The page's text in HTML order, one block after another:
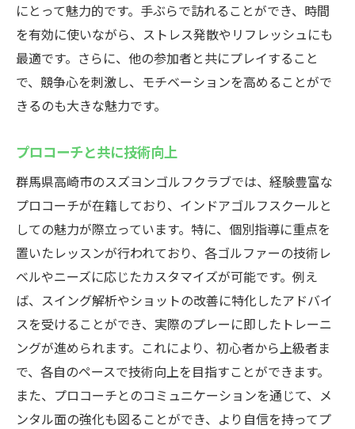
にとって魅力的です。手ぶらで訪れることができ、時間
を有効に使いながら、ストレス発散やリフレッシュにも
最適です。さらに、他の参加者と共にプレイすること
で、競争心を刺激し、モチベーションを高めることがで
きるのも大きな魅力です。
プロコーチと共に技術向上
群馬県高崎市のスズヨンゴルフクラブでは、経験豊富な
プロコーチが在籍しており、インドアゴルフスクールと
しての魅力が際立っています。特に、個別指導に重点を
置いたレッスンが行われており、各ゴルファーの技術レ
ベルやニーズに応じたカスタマイズが可能です。例え
ば、スイング解析やショットの改善に特化したアドバイ
スを受けることができ、実際のプレーに即したトレーニ
ングが進められます。これにより、初心者から上級者ま
で、各自のペースで技術向上を目指すことができます。
また、プロコーチとのコミュニケーションを通じて、メ
ンタル面の強化も図ることができ、より自信を持ってプ